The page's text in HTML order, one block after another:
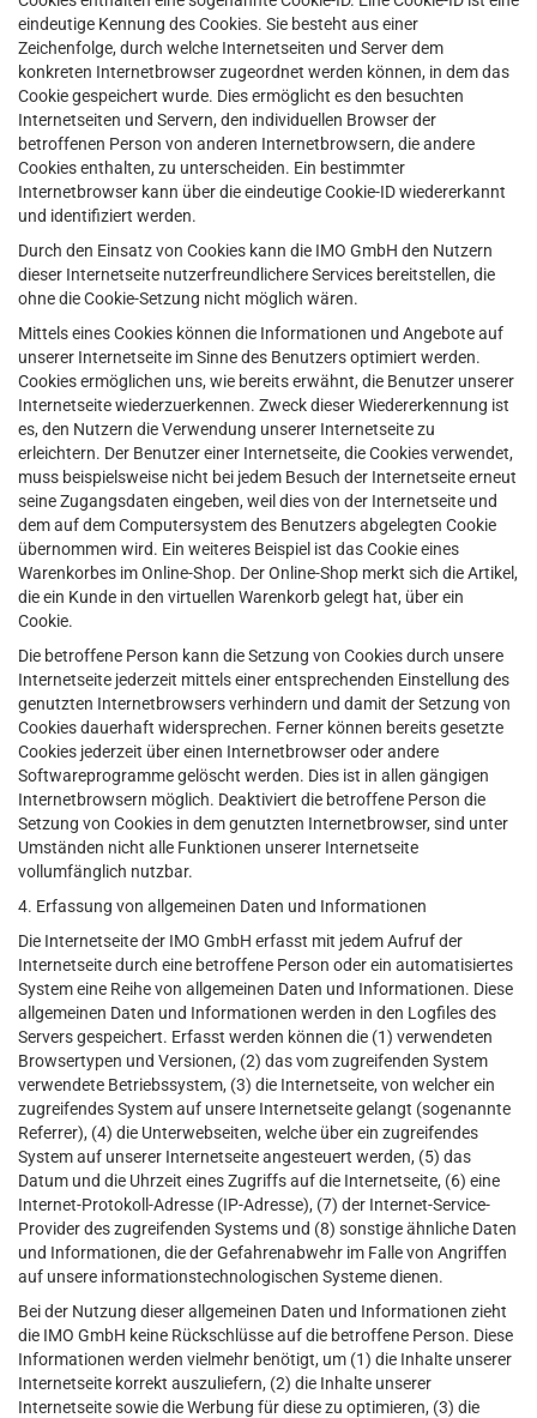
eindeutige Kennung des Cookies. Sie besteht aus einer
Zeichenfolge, durch welche Internetseiten und Server dem
konkreten Internetbrowser zugeordnet werden können, in dem das
Cookie gespeichert wurde. Dies ermöglicht es den besuchten
Internetseiten und Servern, den individuellen Browser der
betroffenen Person von anderen Internetbrowsern, die andere
Cookies enthalten, zu unterscheiden. Ein bestimmter
Internetbrowser kann über die eindeutige Cookie-ID wiedererkannt
und identifiziert werden.
Durch den Einsatz von Cookies kann die IMO GmbH den Nutzern
dieser Internetseite nutzerfreundlichere Services bereitstellen, die
ohne die Cookie-Setzung nicht möglich wären.
Mittels eines Cookies können die Informationen und Angebote auf
unserer Internetseite im Sinne des Benutzers optimiert werden.
Cookies ermöglichen uns, wie bereits erwähnt, die Benutzer unserer
Internetseite wiederzuerkennen. Zweck dieser Wiedererkennung ist
es, den Nutzern die Verwendung unserer Internetseite zu
erleichtern. Der Benutzer einer Internetseite, die Cookies verwendet,
muss beispielsweise nicht bei jedem Besuch der Internetseite erneut
seine Zugangsdaten eingeben, weil dies von der Internetseite und
dem auf dem Computersystem des Benutzers abgelegten Cookie
übernommen wird. Ein weiteres Beispiel ist das Cookie eines
Warenkorbes im Online-Shop. Der Online-Shop merkt sich die Artikel,
die ein Kunde in den virtuellen Warenkorb gelegt hat, über ein
Cookie.
Die betroffene Person kann die Setzung von Cookies durch unsere
Internetseite jederzeit mittels einer entsprechenden Einstellung des
genutzten Internetbrowsers verhindern und damit der Setzung von
Cookies dauerhaft widersprechen. Ferner können bereits gesetzte
Cookies jederzeit über einen Internetbrowser oder andere
Softwareprogramme gelöscht werden. Dies ist in allen gängigen
Internetbrowsern möglich. Deaktiviert die betroffene Person die
Setzung von Cookies in dem genutzten Internetbrowser, sind unter
Umständen nicht alle Funktionen unserer Internetseite
vollumfänglich nutzbar.
4. Erfassung von allgemeinen Daten und Informationen
Die Internetseite der IMO GmbH erfasst mit jedem Aufruf der
Internetseite durch eine betroffene Person oder ein automatisiertes
System eine Reihe von allgemeinen Daten und Informationen. Diese
allgemeinen Daten und Informationen werden in den Logfiles des
Servers gespeichert. Erfasst werden können die (1) verwendeten
Browsertypen und Versionen, (2) das vom zugreifenden System
verwendete Betriebssystem, (3) die Internetseite, von welcher ein
zugreifendes System auf unsere Internetseite gelangt (sogenannte
Referrer), (4) die Unterwebseiten, welche über ein zugreifendes
System auf unserer Internetseite angesteuert werden, (5) das
Datum und die Uhrzeit eines Zugriffs auf die Internetseite, (6) eine
Internet-Protokoll-Adresse (IP-Adresse), (7) der Internet-Service-
Provider des zugreifenden Systems und (8) sonstige ähnliche Daten
und Informationen, die der Gefahrenabwehr im Falle von Angriffen
auf unsere informationstechnologischen Systeme dienen.
Bei der Nutzung dieser allgemeinen Daten und Informationen zieht
die IMO GmbH keine Rückschlüsse auf die betroffene Person. Diese
Informationen werden vielmehr benötigt, um (1) die Inhalte unserer
Internetseite korrekt auszuliefern, (2) die Inhalte unserer
Internetseite sowie die Werbung für diese zu optimieren, (3) die